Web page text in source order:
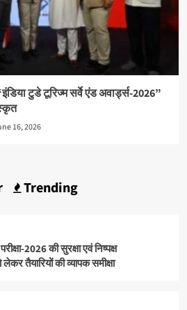
टुडे टूरिज्म सर्वे एंड अवार्ड्स-2026”
16, 2026
Trending
2026 की सुरक्षा एवं निष्पक्ष
तैयारियों की व्यापक समीक्षा